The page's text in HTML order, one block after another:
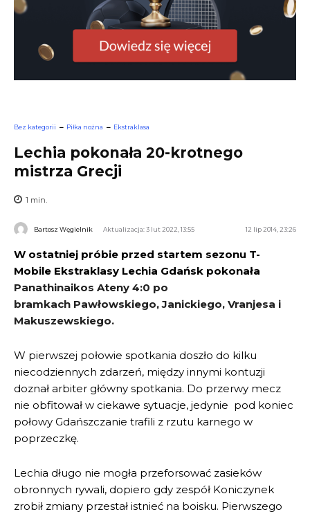
Bez kategorii Piłka nożna Ekstraklasa
Lechia pokonała 20-krotnego
mistrza Grecji
1 min.
Bartosz Węgielnik Aktualizacja: 3 lut 2022, 13:55 12 lip 2014, 23:26
W ostatniej próbie przed startem sezonu T-
Mobile Ekstraklasy Lechia Gdańsk pokonała
Panathinaikos Ateny 4:0 po
bramkach Pawłowskiego, Janickiego, Vranjesa i
Makuszewskiego.
W pierwszej połowie spotkania doszło do kilku
niecodziennych zdarzeń, między innymi kontuzji
doznał arbiter główny spotkania. Do przerwy mecz
nie obfitował w ciekawe sytuacje, jedynie pod koniec
połowy Gdańszczanie trafili z rzutu karnego w
poprzeczkę.
Lechia długo nie mogła przeforsować zasieków
obronnych rywali, dopiero gdy zespół Koniczynek
zrobił zmiany przestał istnieć na boisku. Pierwszego